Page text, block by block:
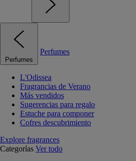
Perfumes
Perfumes
L'Odissea
Fragrancias de Verano
Más vendidos
Sugerencias para regalo
Estuche para componer
Cofres descubrimiento
Explore fragrances
Categorías Ver todo